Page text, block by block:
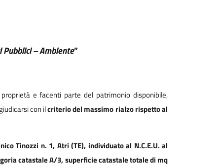
Pubblici – Ambiente”
e facenti parte del patrimonio disponibile,
con ilcriterio del massimo rialzo rispetto al
Tinozzi n. 1, Atri (TE), individuato al N.C.E.U. al
catastale A/3, superficie catastale totale di mq